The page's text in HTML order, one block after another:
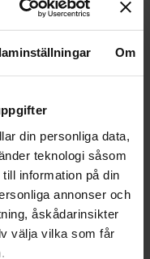
Om
din personliga data,
teknologi såsom
information på din
annonser och
åskådarinsikter
välja vilka som får
Eget lager allt i